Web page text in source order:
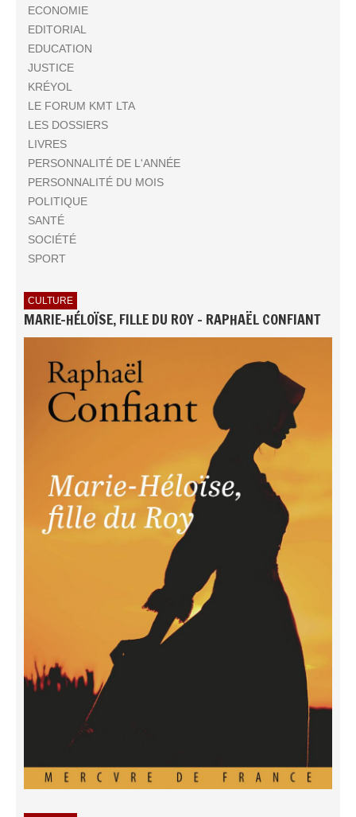
ECONOMIE
EDITORIAL
EDUCATION
JUSTICE
KRÉYOL
LE FORUM KMT LTA
LES DOSSIERS
LIVRES
PERSONNALITÉ DE L'ANNÉE
PERSONNALITÉ DU MOIS
POLITIQUE
SANTÉ
SOCIÉTÉ
SPORT
CULTURE
MARIE-HÉLOÏSE, FILLE DU ROY - RAPHAËL CONFIANT